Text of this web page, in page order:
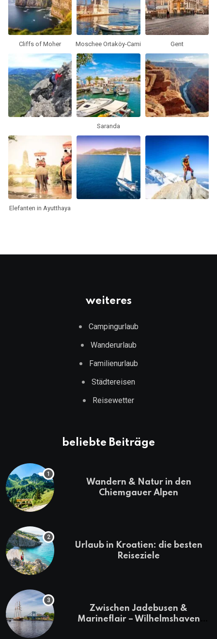
Cliffs of Moher Moschee Ortaköy-Cami Gent
Saranda
Elefanten in Ayutthaya
weiteres
Campingurlaub
Wanderurlaub
Familienurlaub
Städtereisen
Reisewetter
beliebte Beiträge
Wandern & Natur in den
Chiemgauer Alpen
Urlaub in Kroatien: die besten
Reiseziele
Zwischen Jadebusen &
Marineflair – Wilhelmshaven